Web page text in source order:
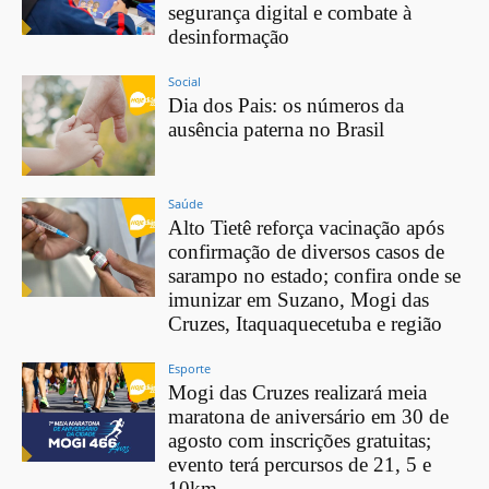
segurança digital e combate à
desinformação
Social
Dia dos Pais: os números da
ausência paterna no Brasil
Saúde
Alto Tietê reforça vacinação após
confirmação de diversos casos de
sarampo no estado; confira onde se
imunizar em Suzano, Mogi das
Cruzes, Itaquaquecetuba e região
Esporte
Mogi das Cruzes realizará meia
maratona de aniversário em 30 de
agosto com inscrições gratuitas;
evento terá percursos de 21, 5 e